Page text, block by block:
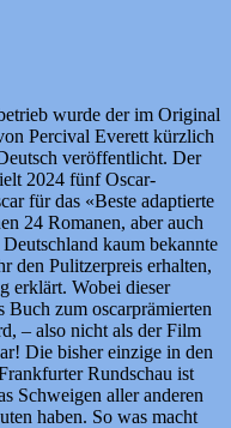
wurde der im Original
Percival Everett kürzlich
veröffentlicht. Der
2024 fünf Oscar-
für das «Beste adaptierte
24 Romanen, aber auch
kaum bekannte
den Pulitzerpreis erhalten,
erklärt. Wobei dieser
Buch zum oscarprämierten
– also nicht als der Film
Die bisher einzige in den
Rundschau ist
Schweigen aller anderen
haben. So was macht